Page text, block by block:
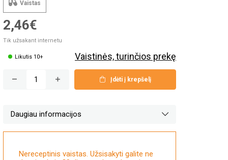
Vaistas
2,46€
Tik užsakant internetu
Likutis 10+ Vaistinės, turinčios prekę
Įdėti į krepšelį
Daugiau informacijos
Nereceptinis vaistas. Užsisakyti galite ne